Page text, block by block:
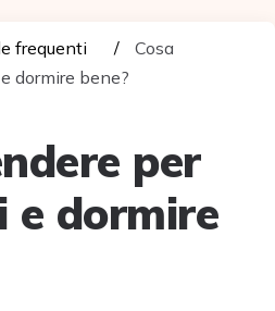
frequenti
Cosa
dormire bene?
per
e dormire